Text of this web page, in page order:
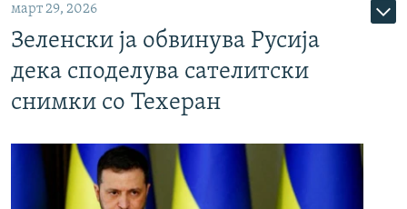
март 29, 2026
Зеленски ја обвинува Русија
дека споделува сателитски
снимки со Техеран